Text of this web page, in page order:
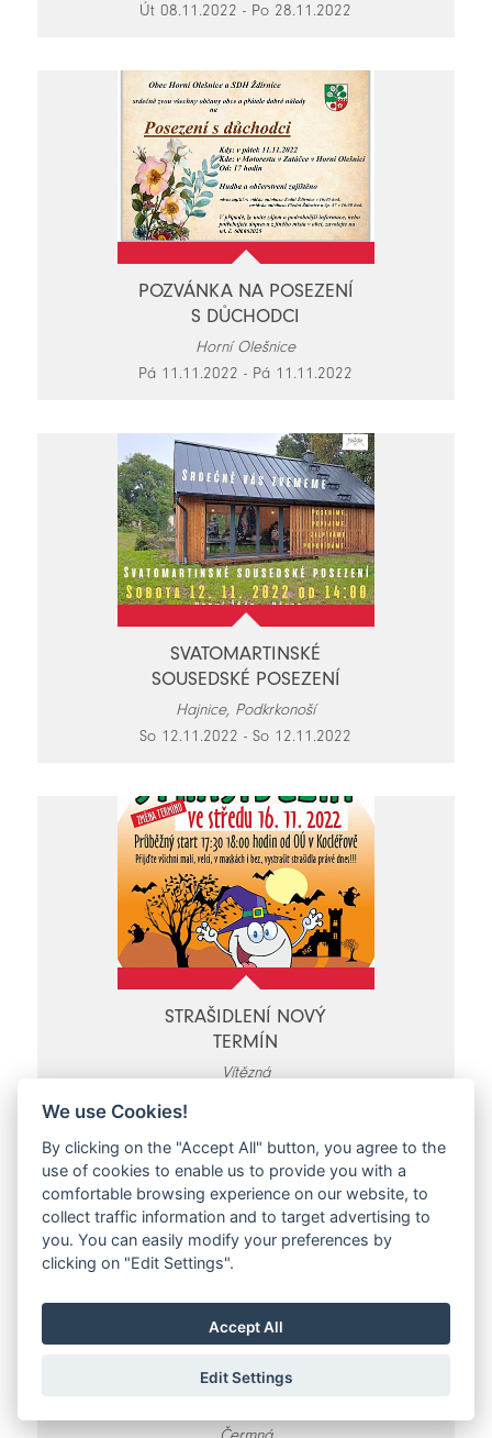
Út 08.11.2022 - Po 28.11.2022
POZVÁNKA NA POSEZENÍ
S DŮCHODCI
Horní Olešnice
Pá 11.11.2022 - Pá 11.11.2022
SVATOMARTINSKÉ
SOUSEDSKÉ POSEZENÍ
Hajnice, Podkrkonoší
So 12.11.2022 - So 12.11.2022
STRAŠIDLENÍ NOVÝ
TERMÍN
Vítězná
MOTOBESEDA S
We use Cookies!
By clicking on the "Accept All" button, you agree to the
use of cookies to enable us to provide you with a
comfortable browsing experience on our website, to
collect traffic information and to target advertising to
you. You can easily modify your preferences by
clicking on "Edit Settings".
Accept All
Edit Settings